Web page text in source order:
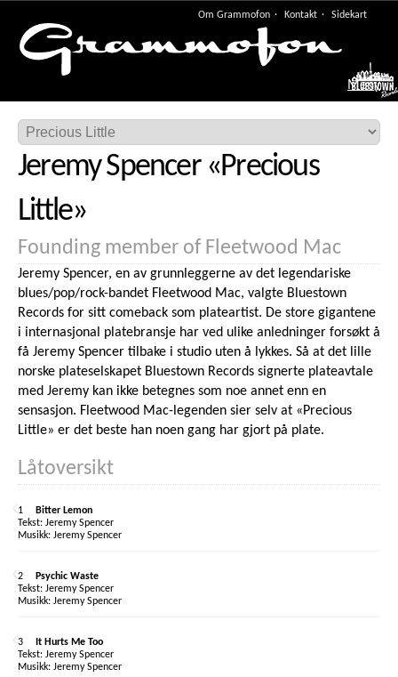
Om Grammofon Kontakt Sidekart
Meny
Jeremy Spencer«Precious
Little»
Founding member of Fleetwood Mac
Jeremy Spencer, en av grunnleggerne av det legendariske
blues/pop/rock-bandet Fleetwood Mac, valgte Bluestown
Records for sitt comeback som plateartist. De store gigantene
i internasjonal platebransje har ved ulike anledninger forsøkt å
få Jeremy Spencer tilbake i studio uten å lykkes. Så at det lille
norske plateselskapet Bluestown Records signerte plateavtale
med Jeremy kan ikke betegnes som noe annet enn en
sensasjon. Fleetwood Mac-legenden sier selv at «Precious
Little» er det beste han noen gang har gjort på plate.
Låtoversikt
1
Bitter Lemon
Jeremy Spencer
Jeremy Spencer
2
Psychic Waste
Jeremy Spencer
Jeremy Spencer
3
It Hurts Me Too
Jeremy Spencer
Jeremy Spencer